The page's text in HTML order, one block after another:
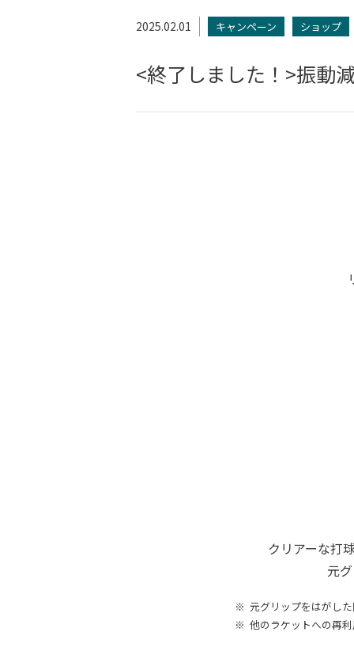
2025.02.01 キャンペーン ショップ
<終了しました！>振動
クリアーな打
元
元グリップをはがし
他のラケットへの再